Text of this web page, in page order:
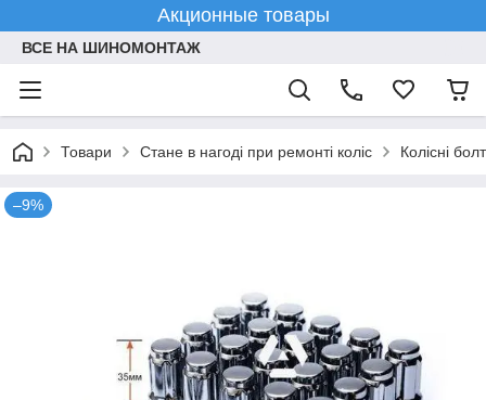
Акционные товары
ВСЕ НА ШИНОМОНТАЖ
Товари Стане в нагоді при ремонті коліс Колісні
–9%